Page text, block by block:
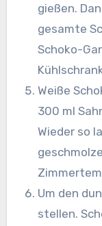
gießen.
gesamte
Schoko-
Weiße
300 ml
Wieder so
Um den
stellen.